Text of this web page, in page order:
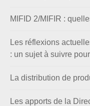
MIFID 2/MIFIR :
Les réflexions
: un sujet à suivre
La distribution de
Les apports de la